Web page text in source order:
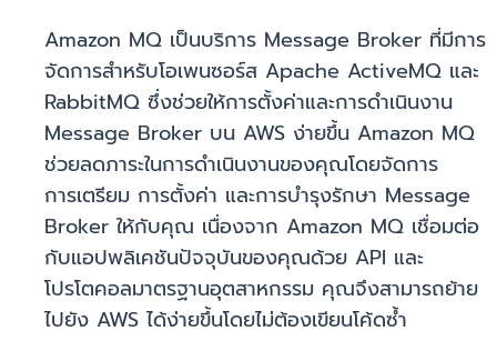
Amazon MQ เป็นบริการ Message Broker ที่มีการ
จัดการสำหรับโอเพนซอร์ส Apache ActiveMQ และ
RabbitMQ ซึ่งช่วยให้การตั้งค่าและการดำเนินงาน
Message Broker บน AWS ง่ายขึ้น Amazon MQ
ช่วยลดภาระในการดำเนินงานของคุณโดยจัดการ
การเตรียม การตั้งค่า และการบำรุงรักษา Message
Broker ให้กับคุณ เนื่องจาก Amazon MQ เชื่อมต่อ
กับแอปพลิเคชันปัจจุบันของคุณด้วย API และ
โปรโตคอลมาตรฐานอุตสาหกรรม คุณจึงสามารถย้าย
ไปยัง AWS ได้ง่ายขึ้นโดยไม่ต้องเขียนโค้ดซ้ำ